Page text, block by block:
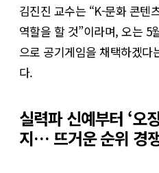
김진진 교수는 “K-문화 콘텐
역할을 할 것”이라며, 오는 5
으로 공기게임을 채택하겠
다.
실력파 신예부터 ‘오
지… 뜨거운 순위 경